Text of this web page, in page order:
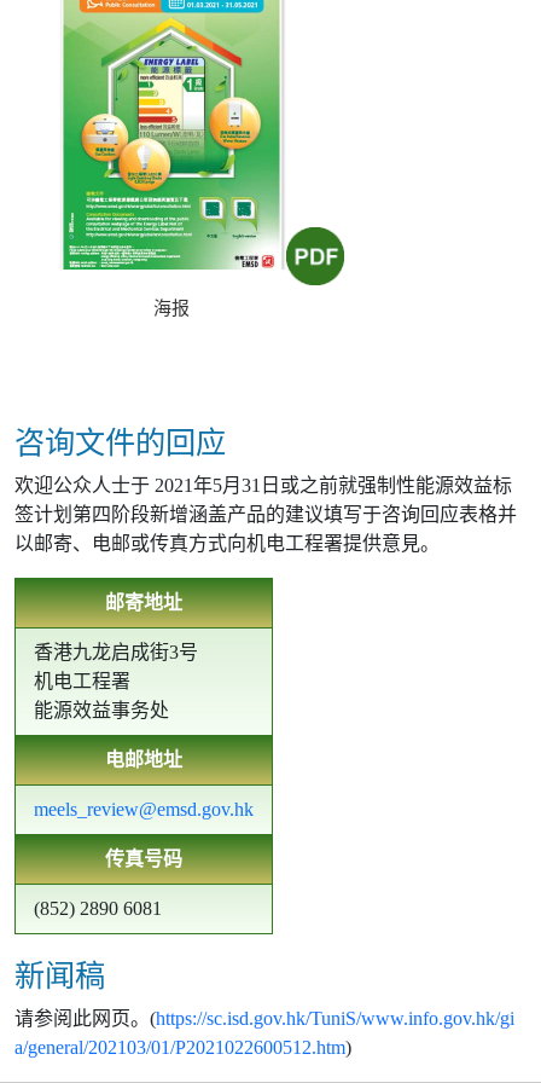
海报
咨询文件的回应
欢迎公众人士于 2021年5月31日或之前就强制性能源效益标
签计划第四阶段新增涵盖产品的建议填写于咨询回应表格并
以邮寄、电邮或传真方式向机电工程署提供意見。
邮寄地址
香港九龙启成街3号
机电工程署
能源效益事务处
电邮地址
meels_review@emsd.gov.hk
传真号码
(852) 2890 6081
新闻稿
请参阅此网页。(https://sc.isd.gov.hk/TuniS/www.info.gov.hk/gi
a/general/202103/01/P2021022600512.htm)